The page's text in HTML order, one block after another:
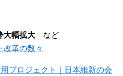
大幅拡大 など
改革の数々
プロジェクト｜日本維新の会